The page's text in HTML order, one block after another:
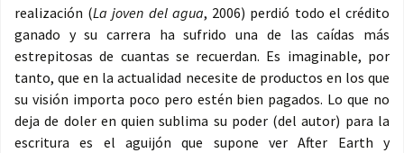
realización (La joven del agua, 2006) perdió todo el crédito
ganado y su carrera ha sufrido una de las caídas más
estrepitosas de cuantas se recuerdan. Es imaginable, por
tanto, que en la actualidad necesite de productos en los que
su visión importa poco pero estén bien pagados. Lo que no
deja de doler en quien sublima su poder (del autor) para la
escritura es el aguijón que supone ver After Earth y